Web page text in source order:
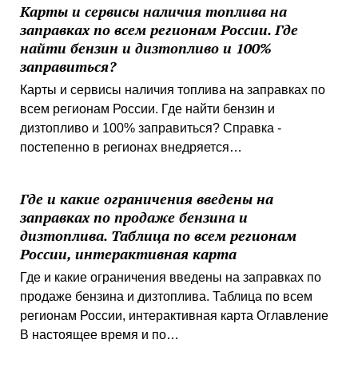
Карты и сервисы наличия топлива на
заправках по всем регионам России. Где
найти бензин и дизтопливо и 100%
заправиться?
Карты и сервисы наличия топлива на заправках по
всем регионам России. Где найти бензин и
дизтопливо и 100% заправиться? Справка -
постепенно в регионах внедряется…
Где и какие ограничения введены на
заправках по продаже бензина и
дизтоплива. Таблица по всем регионам
России, интерактивная карта
Где и какие ограничения введены на заправках по
продаже бензина и дизтоплива. Таблица по всем
регионам России, интерактивная карта Оглавление
В настоящее время и по…